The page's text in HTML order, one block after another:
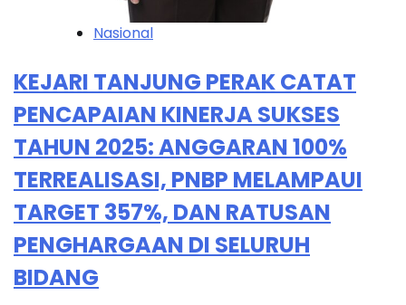
Nasional
KEJARI TANJUNG PERAK CATAT
PENCAPAIAN KINERJA SUKSES
TAHUN 2025: ANGGARAN 100%
TERREALISASI, PNBP MELAMPAUI
TARGET 357%, DAN RATUSAN
PENGHARGAAN DI SELURUH
BIDANG